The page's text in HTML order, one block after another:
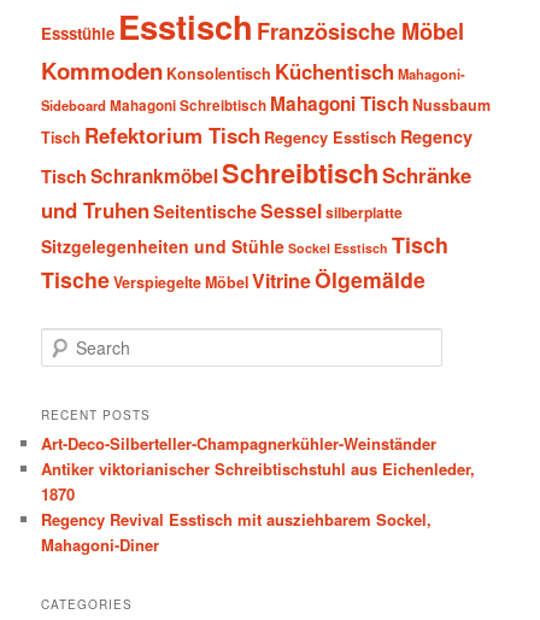
Essstühle Esstisch Französische Möbel
Kommoden Konsolentisch Küchentisch Mahagoni-
SideboardMahagoni Schreibtisch Mahagoni TischNussbaum
Tisch Refektorium Tisch Regency Esstisch Regency
Tisch SchrankmöbelSchreibtischSchränke
und TruhenSeitentischeSesselsilberplatte
Sitzgelegenheiten und Stühle Sockel Esstisch Tisch
TischeVerspiegelte MöbelVitrineÖlgemälde
e
r
h
RECENT POSTS
Art-Deco-Silberteller-Champagnerkühler-Weinständer
Antiker viktorianischer Schreibtischstuhl aus Eichenleder,
1870
Regency Revival Esstisch mit ausziehbarem Sockel,
Mahagoni-Diner
CATEGORIES